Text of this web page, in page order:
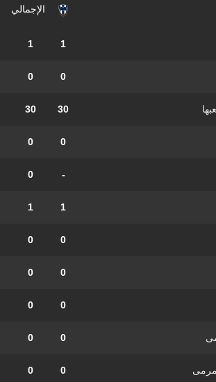
الإجمالي
1
1
0
0
30
30
0
0
-
0
1
1
0
0
0
0
0
0
0
0
0
0